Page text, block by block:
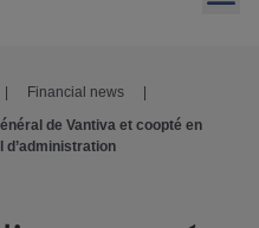
Financial news
de Vantiva et coopté en
d’administration